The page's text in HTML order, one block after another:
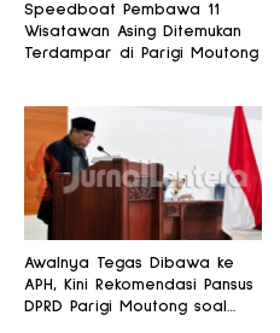
Speedboat Pembawa 11
Wisatawan Asing Ditemukan
Terdampar di Parigi Moutong
Awalnya Tegas Dibawa ke
APH, Kini Rekomendasi Pansus
DPRD Parigi Moutong soal